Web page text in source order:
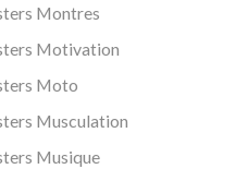
Montres
Motivation
Moto
Musculation
Musique